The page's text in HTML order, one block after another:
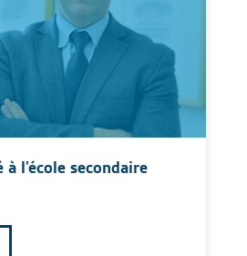
à l'école secondaire